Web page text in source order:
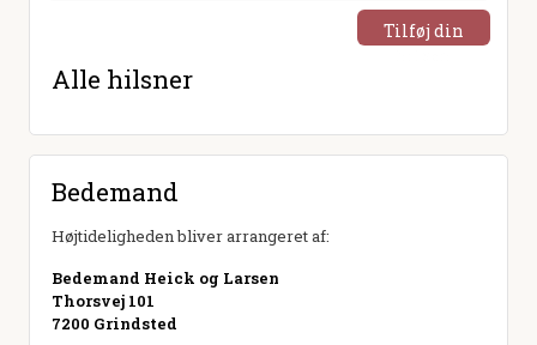
Tilføj din
Alle hilsner
Bedemand
Højtideligheden bliver arrangeret af:
Bedemand Heick og Larsen
Thorsvej 101
7200 Grindsted